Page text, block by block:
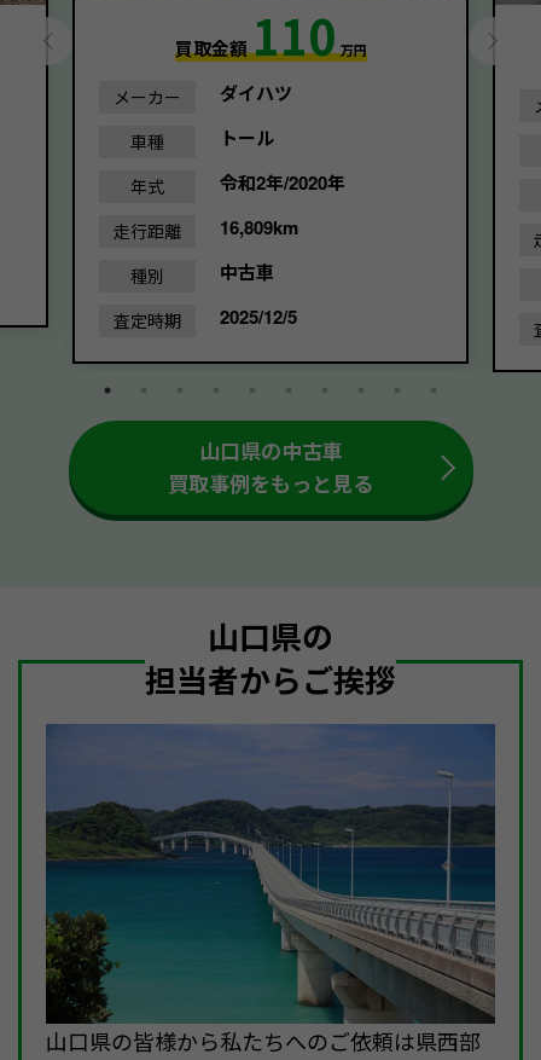
買取金額110 万円
メーカー ダイハツ
車種 トール
年式 令和2年/2020年
走行距離 16,809km
種別 中古車
査定時期 2025/12/5
山口県の中古車
買取事例をもっと見る
山口県の
担当者からご挨拶
山口県の皆様から私たちへのご依頼は県西部